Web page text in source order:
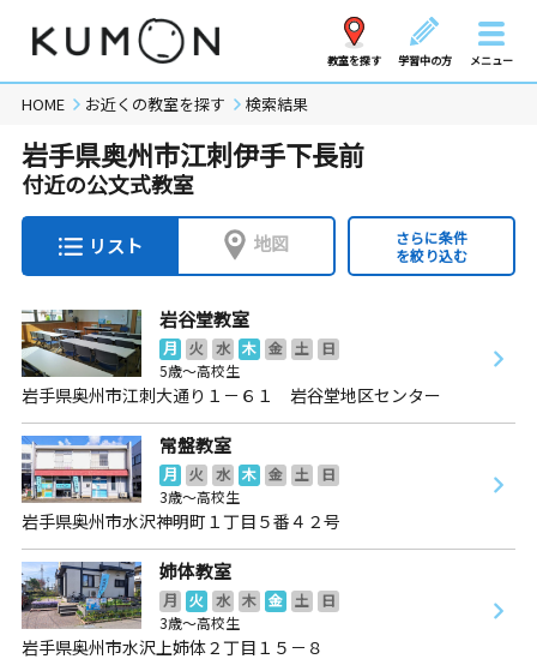
教室を探す 学習中の方 メニュー
HOME お近くの教室を探す 検索結果
岩手県奥州市江刺伊手下長前
付近の公文式教室
リスト 地図
さらに条件
を絞り込む
岩谷堂教室
月 火 水 木 金 土
日
5歳～高校生
岩手県奥州市江刺大通り１－６１ 岩谷堂地区センター
常盤教室
月 火 水 木 金 土
日
3歳～高校生
岩手県奥州市水沢神明町１丁目５番４２号
姉体教室
月 火 水 木 金 土
日
3歳～高校生
岩手県奥州市水沢上姉体２丁目１５－８